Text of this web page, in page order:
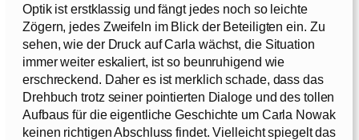
Optik ist erstklassig und fängt jedes noch so leichte
Zögern, jedes Zweifeln im Blick der Beteiligten ein. Zu
sehen, wie der Druck auf Carla wächst, die Situation
immer weiter eskaliert, ist so beunruhigend wie
erschreckend. Daher es ist merklich schade, dass das
Drehbuch trotz seiner pointierten Dialoge und des tollen
Aufbaus für die eigentliche Geschichte um Carla Nowak
keinen richtigen Abschluss findet. Vielleicht spiegelt das